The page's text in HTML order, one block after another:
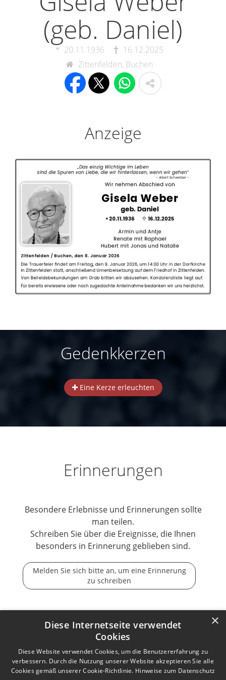
(geb. Daniel)
20.11.1936
16.12.2025
Zittenfelden, Buchen
Anzeige
Gedenkkerzen
Eine Kerze erleuchten
Erinnerungen
Besondere Erlebnisse und Erinnerungen sollte
man teilen.
Schreiben Sie über die Ereignisse, die Ihnen
besonders in Erinnerung geblieben sind.
Melden Sie sich bitte an, um eine Erinnerung
zu schreiben
Der Tod ist nicht das Ende, nicht die Vergänglichkeit,
×
Diese Internetseite verwendet
Cookies
Diese Website verwendet Cookies, um die Benutzererfahrung zu
verbessern. Durch die Nutzung unserer Website akzeptieren Sie alle
Cookies gemäß unserer Cookie-Richtlinie. Hinweise zum Datenschutz